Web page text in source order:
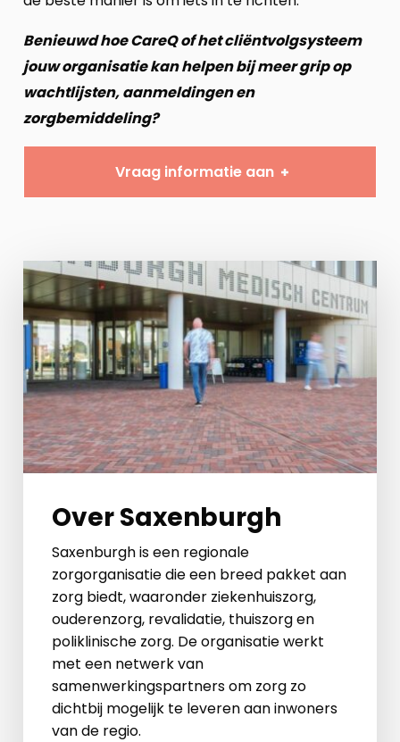
Benieuwd hoe CareQ of het cliëntvolgsysteem
jouw organisatie kan helpen bij meer grip op
wachtlijsten, aanmeldingen en
zorgbemiddeling?
Vraag informatie aan
Over Saxenburgh
Saxenburgh is een regionale
zorgorganisatie die een breed pakket aan
zorg biedt, waaronder ziekenhuiszorg,
ouderenzorg, revalidatie, thuiszorg en
poliklinische zorg. De organisatie werkt
met een netwerk van
samenwerkingspartners om zorg zo
dichtbij mogelijk te leveren aan inwoners
van de regio.